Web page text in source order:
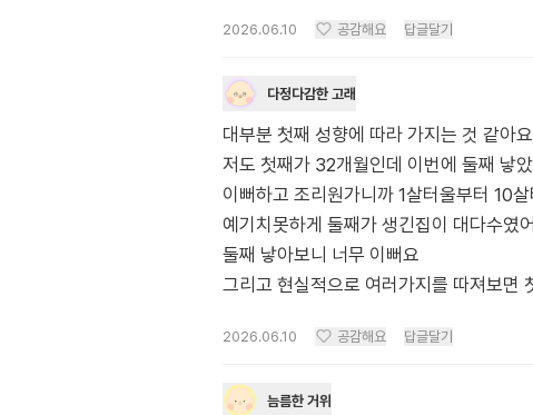
2026.06.10 공감해요 답글달기
다정다감한 고래
대부분 첫째 성향에 따라 가지는 것 같아
저도 첫째가 32개월인데 이번에 둘째 낳
이뻐하고 조리원가니까 1살터울부터 10
예기치못하게 둘째가 생긴집이 대다수였
둘째 낳아보니 너무 이뻐요
그리고 현실적으로 여러가지를 따져보면
2026.06.10 공감해요 답글달기
늠름한 거위